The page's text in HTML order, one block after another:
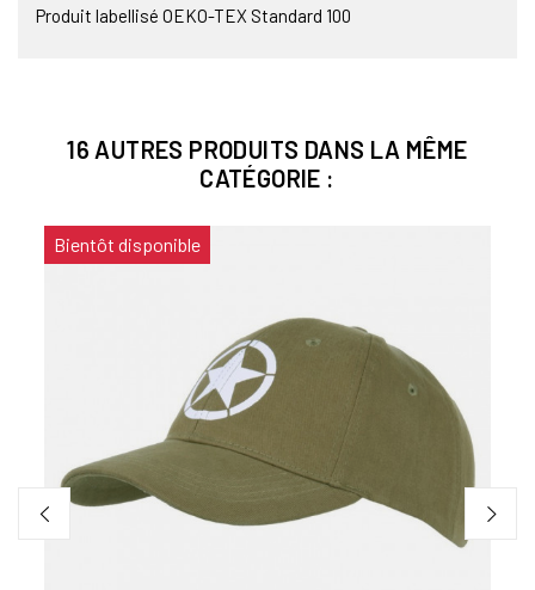
Produit labellisé OEKO-TEX Standard 100
16 AUTRES PRODUITS DANS LA MÊME
CATÉGORIE :
Bientôt disponible